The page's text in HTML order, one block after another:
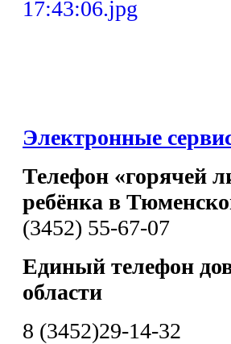
Электронные
Телефон «горячей
ребёнка в
(3452) 55-67-07
Единый телефон
области
8 (3452)29-14-32